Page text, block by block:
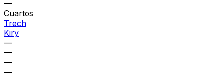
—
Cuartos
Trech
Kiry
—
—
—
—